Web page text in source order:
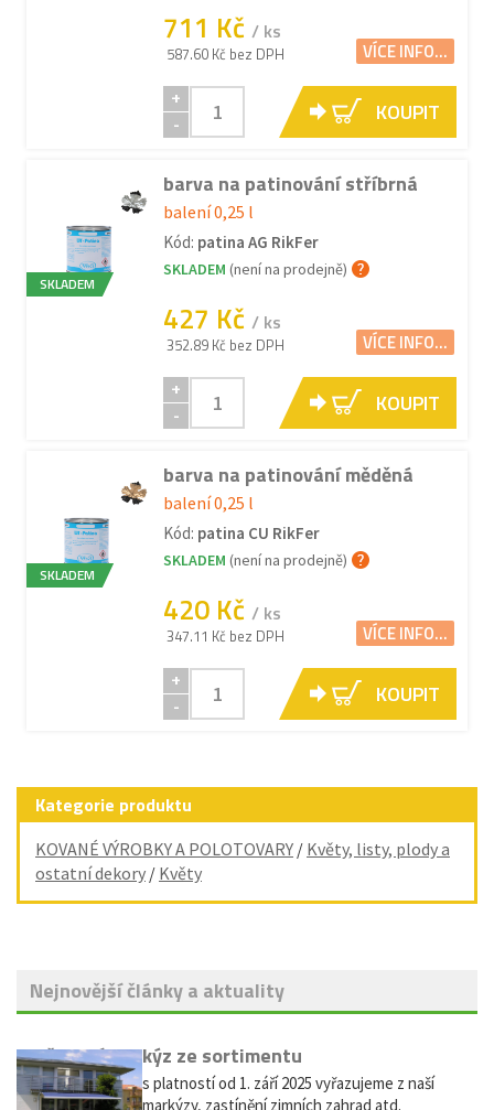
711 Kč / ks
587.60 Kč bez DPH VÍCE INFO...
+
-
KOUPIT
SKLADEM
barva na patinování stříbrná
balení 0,25 l
Kód: patina AG RikFer
SKLADEM (není na prodejně)
427 Kč / ks
352.89 Kč bez DPH VÍCE INFO...
+
-
KOUPIT
SKLADEM
barva na patinování měděná
balení 0,25 l
Kód: patina CU RikFer
SKLADEM (není na prodejně)
420 Kč / ks
347.11 Kč bez DPH VÍCE INFO...
+
-
KOUPIT
Kategorie produktu
KOVANÉ VÝROBKY A POLOTOVARY / Květy, listy, plody a
ostatní dekory / Květy
Nejnovější články a aktuality
Vyřazení markýz ze sortimentu
Vážení zákazníci, s platností od 1. září 2025 vyřazujeme z naší
nabídky výsuvné markýzy, zastínění zimních zahrad atd.